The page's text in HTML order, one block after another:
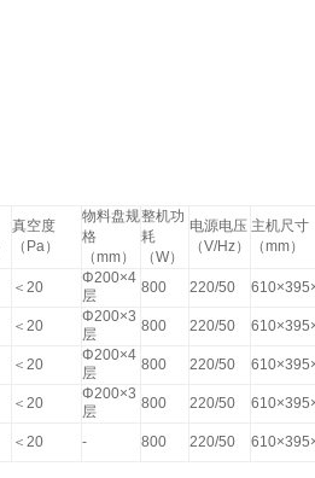
真空度
（Pa）
物料盘规
格
（mm）
整机功
耗
（W）
电源电压
（V/Hz）
主机尺寸
（mm）
＜20
Φ200×4
层
800 220/50
＜20
Φ200×3
层
800 220/50
＜20
Φ200×4
层
800 220/50
＜20
Φ200×3
层
800 220/50
＜20 - 800 220/50